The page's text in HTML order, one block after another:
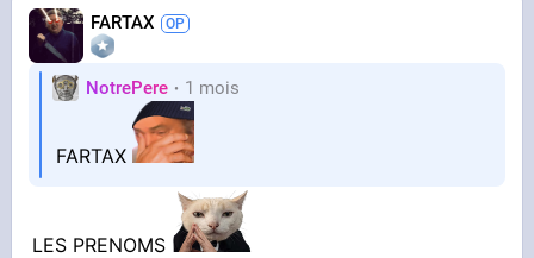
FARTAX
NotrePere 1 mois
FARTAX
LES PRENOMS